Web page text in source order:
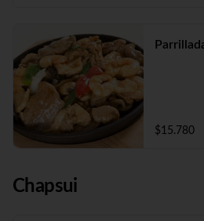
$15.780
Chapsui